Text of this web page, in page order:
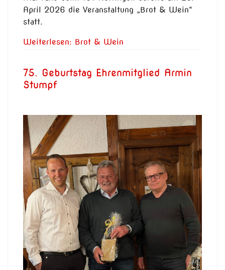
April 2026 die Veranstaltung „Brot & Wein“
statt.
Weiterlesen: Brot & Wein
75. Geburtstag Ehrenmitglied Armin
Stumpf